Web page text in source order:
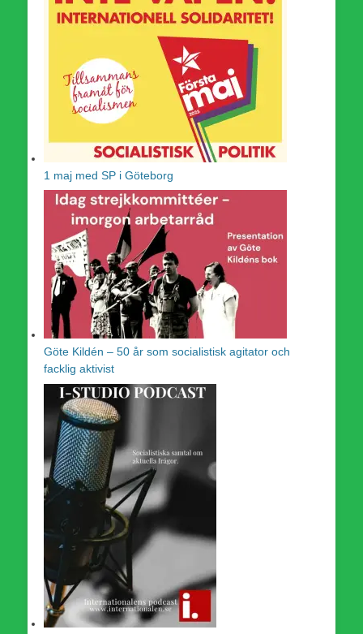
1 maj med SP i Göteborg
Göte Kildén – 50 år som socialistisk agitator och
facklig aktivist